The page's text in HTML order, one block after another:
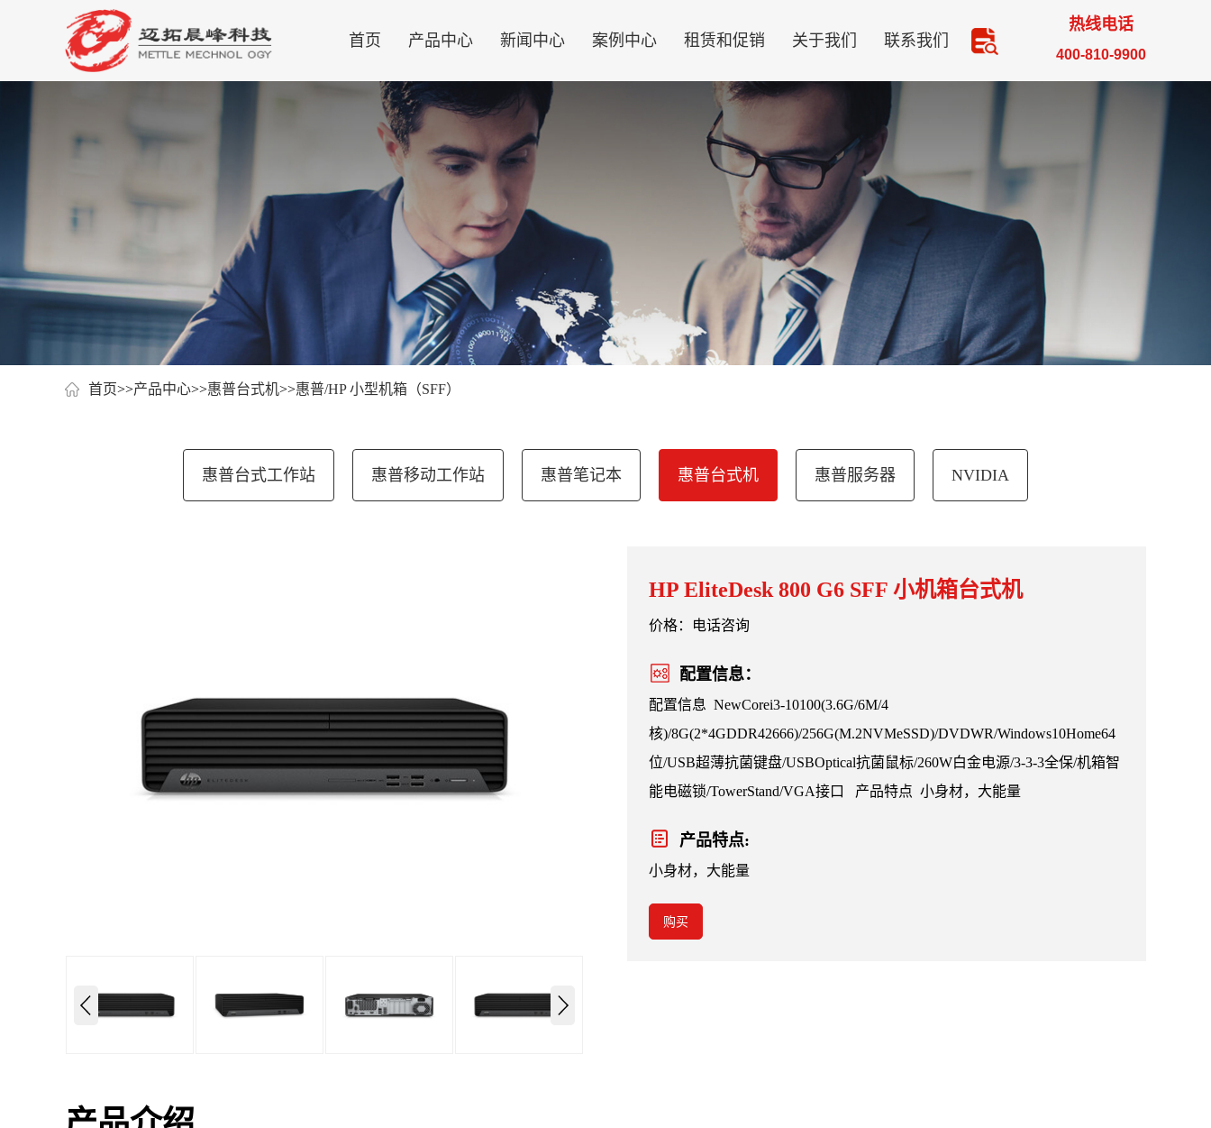
首页 产品中心 新闻中心 案例中心 租赁和促销 关于我们 联系我们
热线电话
400-810-9900
首页>>产品中心>>惠普台式机>>惠普/HP 小型机箱（SFF）
惠普台式工作站 惠普移动工作站 惠普笔记本 惠普台式机 惠普服务器 NVIDIA
HP EliteDesk 800 G6 SFF 小机箱台式机
价格：电话咨询
配置信息：
配置信息 NewCorei3-10100(3.6G/6M/4
核)/8G(2*4GDDR42666)/256G(M.2NVMeSSD)/DVDWR/Windows10Home64
位/USB超薄抗菌键盘/USBOptical抗菌鼠标/260W白金电源/3-3-3全保/机箱智
能电磁锁/TowerStand/VGA接口 产品特点 小身材，大能量
产品特点:
小身材，大能量
购买